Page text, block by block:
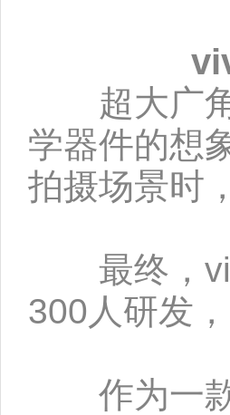
超大广角
学器件的想
拍摄场景时
最终，
300人研发
作为一款